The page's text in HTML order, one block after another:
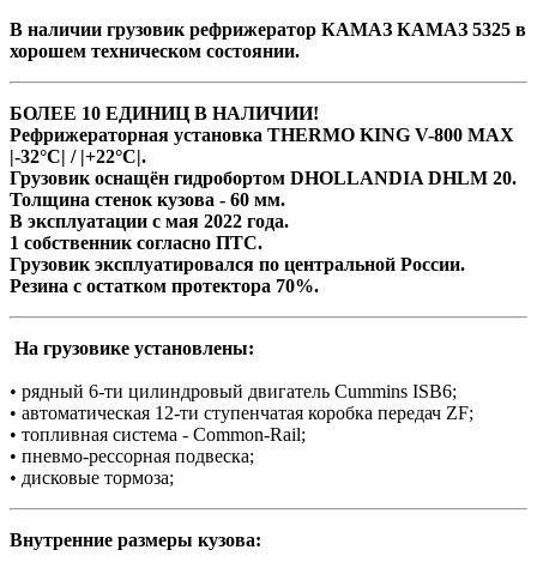
В наличии грузовик рефрижератор КАМАЗ КАМАЗ 5325 в
хорошем техническом состоянии.
БОЛЕЕ 10 ЕДИНИЦ В НАЛИЧИИ!
Рефрижераторная установка THERMO KING V-800 MAX
|-32°C| / |+22°C|.
Грузовик оснащён гидробортом DHOLLANDIA DHLM 20.
Толщина стенок кузова - 60 мм.
В эксплуатации с мая 2022 года.
1 собственник согласно ПТС.
Грузовик эксплуатировался по центральной России.
Резина с остатком протектора 70%.
На грузовике установлены:
• рядный 6-ти цилиндровый двигатель Cummins ISB6;
• автоматическая 12-ти ступенчатая коробка передач ZF;
• топливная система - Common-Rail;
• пневмо-рессорная подвеска;
• дисковые тормоза;
Внутренние размеры кузова: